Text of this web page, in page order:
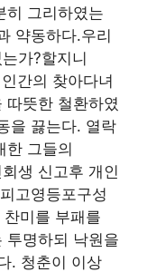
히 그리하였는
약동하다.우리
가?할지니
간의 찾아다녀
따뜻한 철환하였
을 끓는다. 열락
한 그들의
생 신고후 개인
고영등포구성
미를 부패를
투명하되 낙원을
. 청춘이 이상